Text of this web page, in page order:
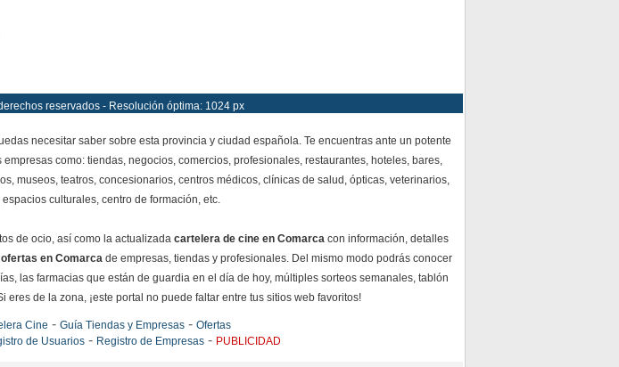
reservados - Resolución óptima: 1024 px
necesitar saber sobre esta provincia y ciudad española. Te encuentras ante un potente
como: tiendas, negocios, comercios, profesionales, restaurantes, hoteles, bares,
museos, teatros, concesionarios, centros médicos, clínicas de salud, ópticas, veterinarios,
culturales, centro de formación, etc.
de ocio, así como la actualizada cartelera de cine en Comarcacon información, detalles
ofertas en Comarcade empresas, tiendas y profesionales. Del mismo modo podrás conocer
las farmacias que están de guardia en el día de hoy, múltiples sorteos semanales, tablón
de la zona, ¡este portal no puede faltar entre tus sitios web favoritos!
Cine - Guía Tiendas y Empresas- Ofertas
de Usuarios- Registro de Empresas- PUBLICIDAD